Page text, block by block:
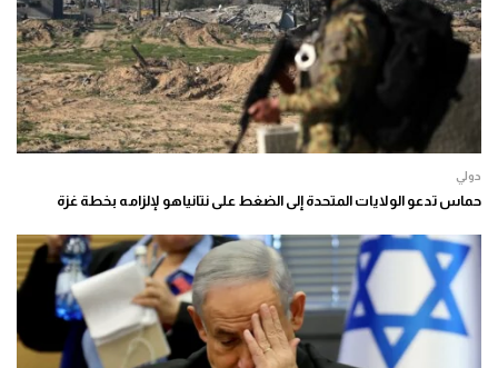
دولي
حماس تدعو الولايات المتحدة إلى الضغط على نتانياهو لإلزامه بخطة غزة